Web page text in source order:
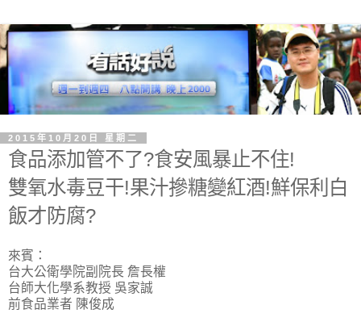
2015年10月20日 星期二
食品添加管不了?食安風暴止不住!
雙氧水毒豆干!果汁摻糖變紅酒!鮮保利白
飯才防腐?
來賓：
台大公衛學院副院長 詹長權
台師大化學系教授 吳家誠
前食品業者 陳俊成